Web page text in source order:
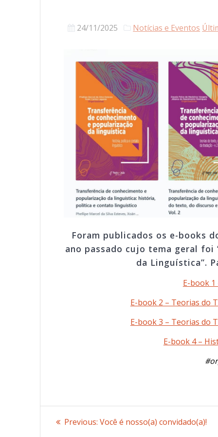
24/11/2025 Notícias e Eventos
Foram publicados os e-books
ano passado cujo tema geral foi
da Linguística”.
E-book
E-book 2 – Teorias do
E-book 3 – Teorias do
E-book 4 –
Post
Previous: Previous
Você é nosso(a) convidado(a)!